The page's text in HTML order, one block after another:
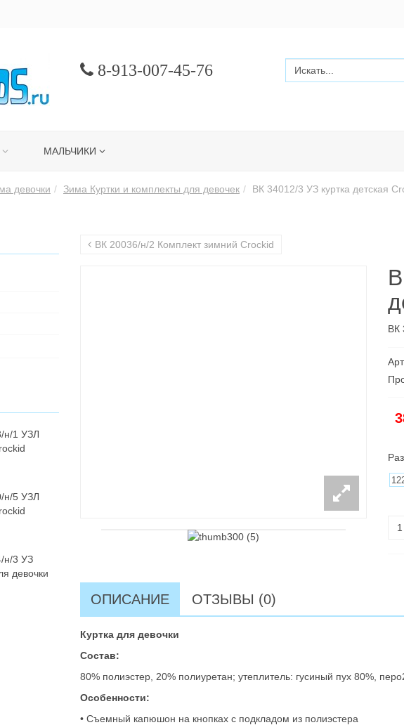
8-913-007-45-76
МАЛЬЧИКИ
девочки Зима Куртки и комплекты для девочек ВК 34012/3 УЗ куртка детcкая
ВК 20036/н/2 Комплект зимний Crockid
ВК
ОПИСАНИЕ ОТЗЫВЫ (0)
Куртка для девочки
Состав:
80% полиэстер, 20% полиуретан; утеплитель: гусиный пух 80%,
Особенности:
• Съемный капюшон на кнопках с подкладом из полиэстера
н/1 УЗЛ
н/5 УЗЛ
н/3 УЗ
девочки